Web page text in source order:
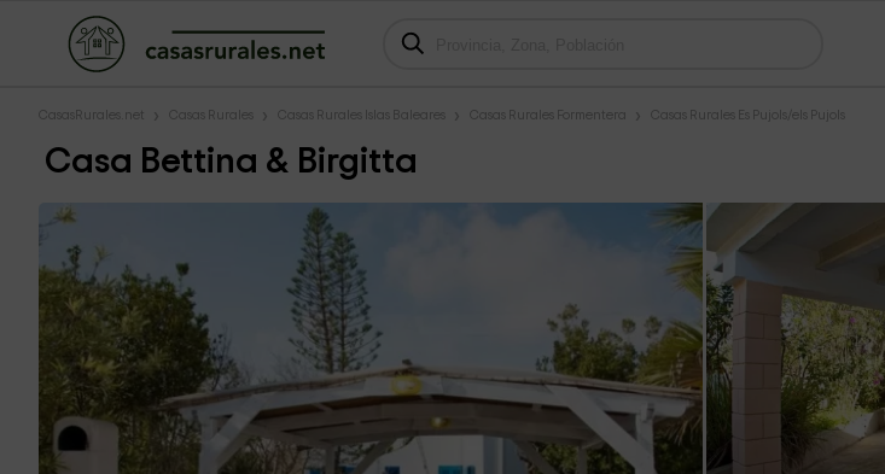
CasasRurales.net Casas Rurales Casas Rurales Islas Baleares Casas Rurales Formentera Casas Rurales Es Pujols/els Pujols
Casa Bettina & Birgitta